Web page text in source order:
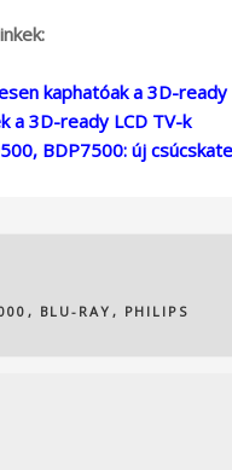
kaphatóak a 3D-ready
a 3D-ready LCD TV-k
BDP7500: új
, BLU-RAY , PHILIPS